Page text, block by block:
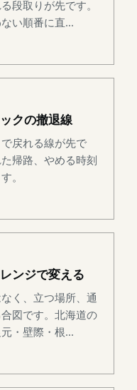
段取りが先です。
い順番に直...
クの撤退線
戻れる線が先で
帰路、やめる時刻
。
ンジで変える
く、立つ場所、通
図です。北海道の
・壁際・根...